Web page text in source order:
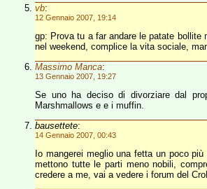
vb:
12 Gennaio 2007, 19:14
gp: Prova tu a far andare le patate
nel weekend, complice la vita sociale,
Massimo Manca:
13 Gennaio 2007, 19:27
Se uno ha deciso di divorziare dal
Marshmallows e e i muffin.
bausettete:
14 Gennaio 2007, 00:43
Io mangerei meglio una fetta un poco
mettono tutte le parti meno nobili,
credere a me, vai a vedere i forum del